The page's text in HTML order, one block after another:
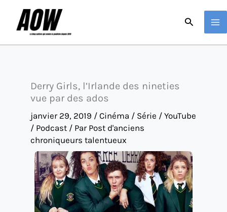
Derry Girls, l’Irlande des nineties
vue par des ados
janvier 29, 2019 / Cinéma / Série / YouTube
/ Podcast / Par Post d'anciens
chroniqueurs talentueux